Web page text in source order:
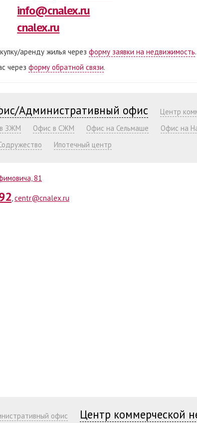
info@cnalex.ru
cnalex.ru
аренду жилья через форму заявки на недвижимость.
через форму обратной связи.
Административный офис
Центр
ЗЖМ Офис в СЖМ Офис на Сельмаше Офис на
Ипотечный центр
81
,centr@cnalex.ru
офис Центр коммерческой